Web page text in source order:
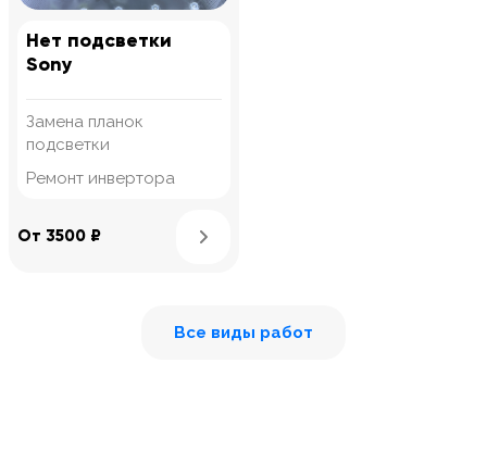
Нет подсветки
Sony
Замена планок
подсветки
Ремонт инвертора
От 3500 ₽
Все виды работ